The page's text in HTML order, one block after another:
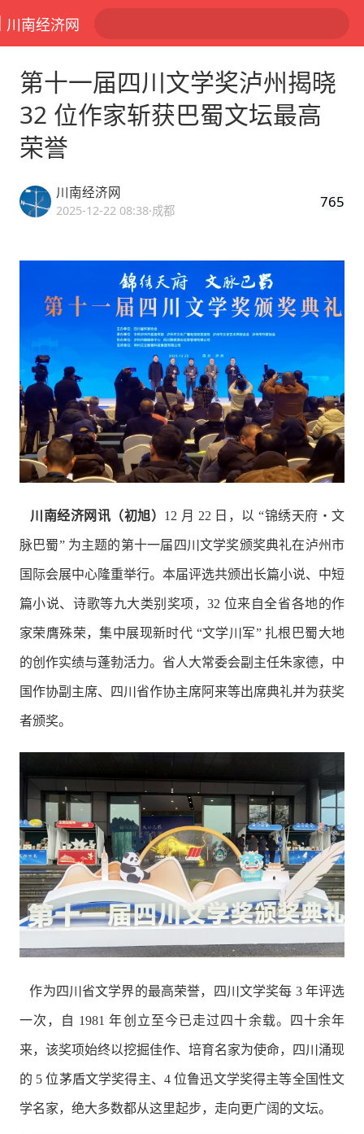
川南经济网
第十一届四川文学奖泸州揭晓
32 位作家斩获巴蜀文坛最高
荣誉
川南经济网
2025-12-22 08:38·成都 765
川南经济网讯（初旭） 12 月 22 日，以 “锦绣天府・文
脉巴蜀” 为主题的第十一届四川文学奖颁奖典礼在泸州市
国际会展中心隆重举行。本届评选共颁出长篇小说、中短
篇小说、诗歌等九大类别奖项，32 位来自全省各地的作
家荣膺殊荣，集中展现新时代 “文学川军” 扎根巴蜀大地
的创作实绩与蓬勃活力。省人大常委会副主任朱家德，中
国作协副主席、四川省作协主席阿来等出席典礼并为获奖
者颁奖。
作为四川省文学界的最高荣誉，四川文学奖每 3 年评选
一次，自 1981 年创立至今已走过四十余载。四十余年
来，该奖项始终以挖掘佳作、培育名家为使命，四川涌现
的 5 位茅盾文学奖得主、4 位鲁迅文学奖得主等全国性文
学名家，绝大多数都从这里起步，走向更广阔的文坛。